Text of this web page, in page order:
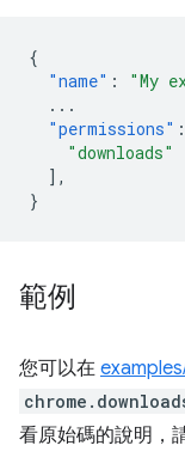
{
"name" : "My
...
"permissions" :
"downloads"
],
}
範例
您可以在
看原始碼的說明，